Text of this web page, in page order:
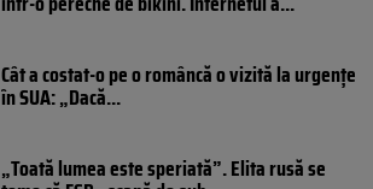
Cât a costat-o pe o româncă o vizită la urgențe
în SUA: „Dacă...
„Toată lumea este speriată”. Elita rusă se